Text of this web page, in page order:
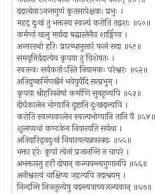
ददात्येवाऽनन्तगुणं कृतसापेक्षकः प्रभुः ।
महद् दुःखं तु भक्तस्य स्वल्पं करोति तद्वशः ॥५०॥
कर्मणां खलु मर्यादा बद्धास्तेनैव शार्ङ्गिणा ।
अन्तरस्थो हरिः प्रारब्धानुसारं फलं सदा ॥५१॥
समवृत्तिर्ददात्येव कृपया तु विशेषतः ।
स्वतन्त्रः सर्वकर्ताऽस्ति नियामकः परेश्वरः ॥५२॥
अतिदुष्कर्मिणश्चैनं भवेयुर्यदि सत्प्रभुम् ।
कृपया श्रीहरिस्तेषां कर्माणि सुबहून्यपि ॥५३॥
दीर्घकालेन भोग्यानि दुष्टानि दुःखदान्यपि ।
करोति स्वल्पकालेन स्वल्पभोग्यानि तानि वै ॥५४॥
शूलव्यथां कण्टकेन निवारयति सर्वथा ।
अतिदारिद्र्यदुःखं निवारयत्यन्नवस्त्रदः ॥५५॥
भक्ता हरेः कृपां त्वेनां प्रजानन्ति न चापरे ।
अभक्तास्तु हरौ दोषान् कल्पयन्त्यगुणानपि ॥५६॥
अनीश्वरत्वं चाक्षिप्य जहत्यपि तदाश्रयम् ।
निन्दन्ति निजतुल्येषु वदन्त्यवाच्यजल्पकान् ॥५७॥